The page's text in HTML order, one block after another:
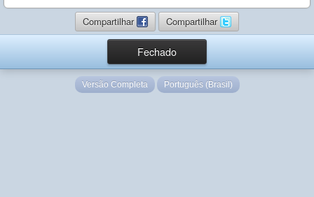
Compartilhar Compartilhar
Fechado
Versão Completa Português (Brasil)